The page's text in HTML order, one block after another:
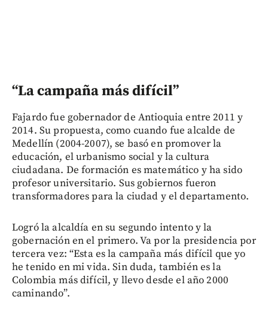
“La campaña más difícil”
Fajardo fue gobernador de Antioquia entre 2011 y
2014. Su propuesta, como cuando fue alcalde de
Medellín (2004-2007), se basó en promover la
educación, el urbanismo social y la cultura
ciudadana. De formación es matemático y ha sido
profesor universitario. Sus gobiernos fueron
transformadores para la ciudad y el departamento.
Logró la alcaldía en su segundo intento y la
gobernación en el primero. Va por la presidencia por
tercera vez: “Esta es la campaña más difícil que yo
he tenido en mi vida. Sin duda, también es la
Colombia más difícil, y llevo desde el año 2000
caminando”.